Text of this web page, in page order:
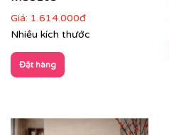
👉 Gợi ý phối hợp:
Giá: 1.614.000đ
Nhiều kích thước
Đặt hàng